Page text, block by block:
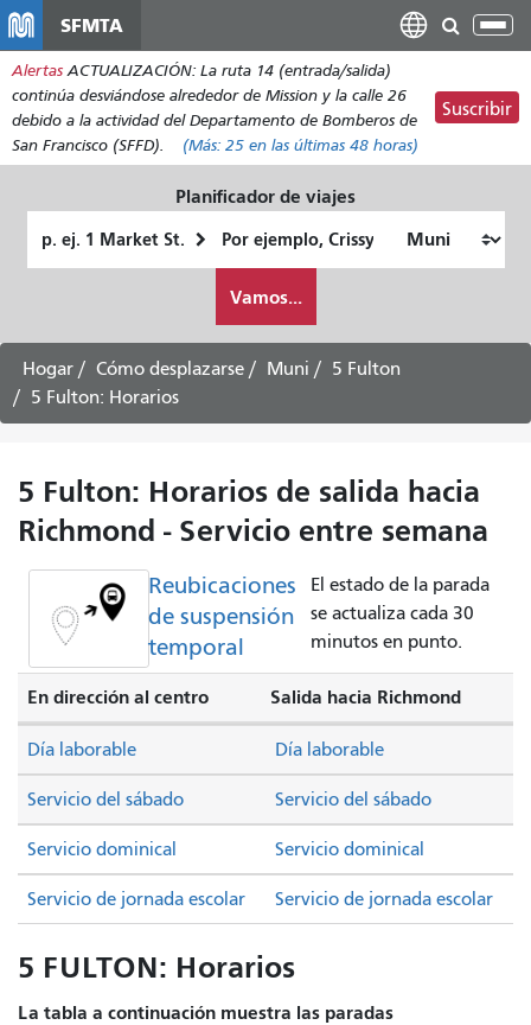
contenido
principal
SFMTA
Alertas ACTUALIZACIÓN: La ruta 14 (entrada/salida)
continúa desviándose alrededor de Mission y la calle 26
debido a la actividad del Departamento de Bomberos de
San Francisco (SFFD).
(Más: 25 en las últimas 48 horas)
Suscribir
Planificador de viajes
de
quiero
viajar
Vamos...
Hogar Cómo desplazarse Muni
5 Fulton
5 Fulton: Horarios
5 Fulton: Horarios de salida hacia
Richmond - Servicio entre semana
Reubicaciones
de suspensión
temporal
El estado de la parada
se actualiza cada 30
minutos en punto.
En dirección al centro Salida hacia Richmond
Servicio del sábado Servicio del sábado
Servicio dominical Servicio dominical
Día laborable Día laborable
Servicio de jornada escolar Servicio de jornada escolar
5 FULTON: Horarios
La tabla a continuación muestra las paradas